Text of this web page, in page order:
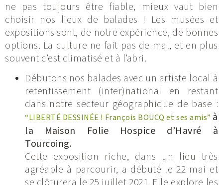
ne pas toujours être fiable, mieux vaut bien
choisir nos lieux de balades ! Les musées et
expositions sont, de notre expérience, de bonnes
options. La culture ne fait pas de mal, et en plus
souvent c’est climatisé et à l’abri.
Débutons nos balades avec un artiste local à
retentissement (inter)national en restant
dans notre secteur géographique de base :
“LIBERTÉ DESSINÉE ! François BOUCQ et ses amis” à
la Maison Folie Hospice d’Havré à
Tourcoing.
Cette exposition riche, dans un lieu très
agréable à parcourir, a débuté le 22 mai et